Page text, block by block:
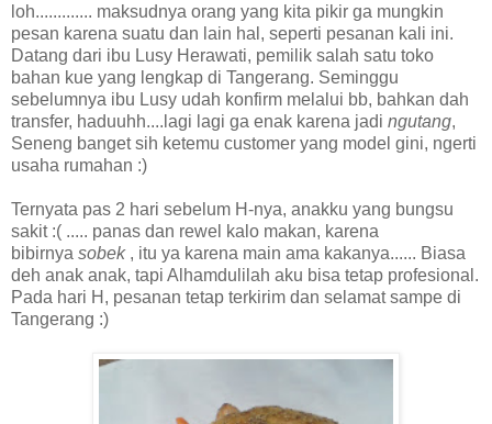
loh............. maksudnya orang yang kita pikir ga mungkin
pesan karena suatu dan lain hal, seperti pesanan kali ini.
Datang dari ibu Lusy Herawati, pemilik salah satu toko
bahan kue yang lengkap di Tangerang. Seminggu
sebelumnya ibu Lusy udah konfirm melalui bb, bahkan dah
transfer, haduuhh....lagi lagi ga enak karena jadi ngutang,
Seneng banget sih ketemu customer yang model gini, ngerti
usaha rumahan :)
Ternyata pas 2 hari sebelum H-nya, anakku yang bungsu
sakit :( ..... panas dan rewel kalo makan, karena
bibirnya sobek, itu ya karena main ama kakanya...... Biasa
deh anak anak, tapi Alhamdulilah aku bisa tetap profesional.
Pada hari H, pesanan tetap terkirim dan selamat sampe di
Tangerang :)